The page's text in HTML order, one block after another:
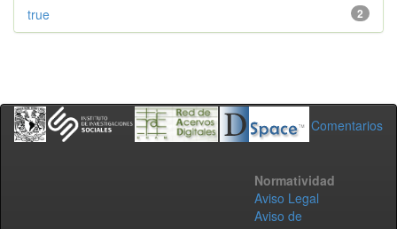
2
true
Comentarios
Normatividad
Aviso Legal
Aviso de